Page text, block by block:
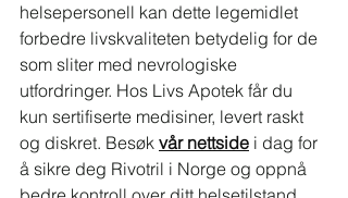
helsepersonell kan dette legemidlet
forbedre livskvaliteten betydelig for de
som sliter med nevrologiske
utfordringer. Hos Livs Apotek får du
kun sertifiserte medisiner, levert raskt
og diskret. Besøk vår nettside i dag for
å sikre deg Rivotril i Norge og oppnå